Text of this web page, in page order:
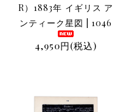
R）1883年 イギリス ア
ンティーク星図 | 1046
4,950円(税込)